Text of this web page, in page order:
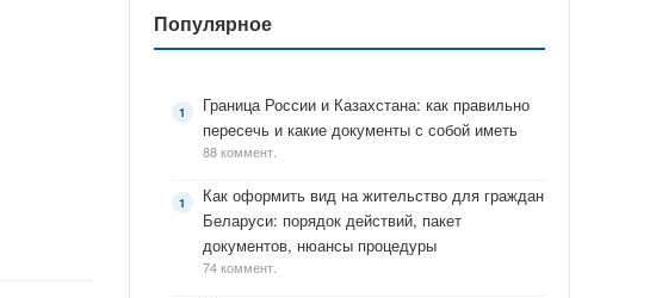
Популярное
Граница России и Казахстана: как правильно
пересечь и какие документы с собой иметь
88 коммент.
Как оформить вид на жительство для граждан
Беларуси: порядок действий, пакет
документов, нюансы процедуры
74 коммент.